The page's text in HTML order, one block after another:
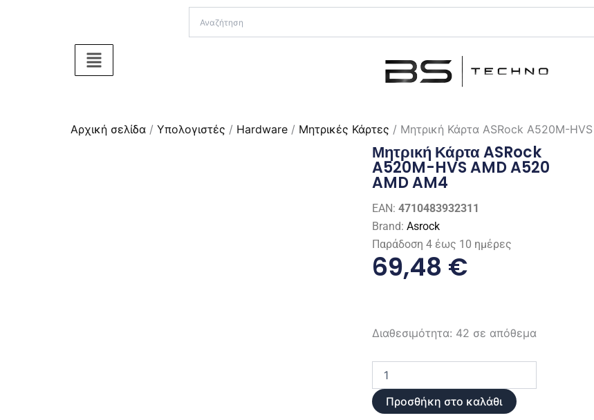
Αρχική σελίδα / Υπολογιστές / Hardware / Μητρικές Κάρτες / Μητρική Κάρτα ASRock A520M-
Μητρική Κάρτα ASRock
A520M-HVS AMD A520
AMD AM4
EAN: 4710483932311
Brand: Asrock
Παράδοση 4 έως 10 ημέρες
69,48 €
Διαθεσιμότητα: 42 σε απόθεμα
Μητρική
A520M-
AMD
A520
Προσθήκη στο καλάθι